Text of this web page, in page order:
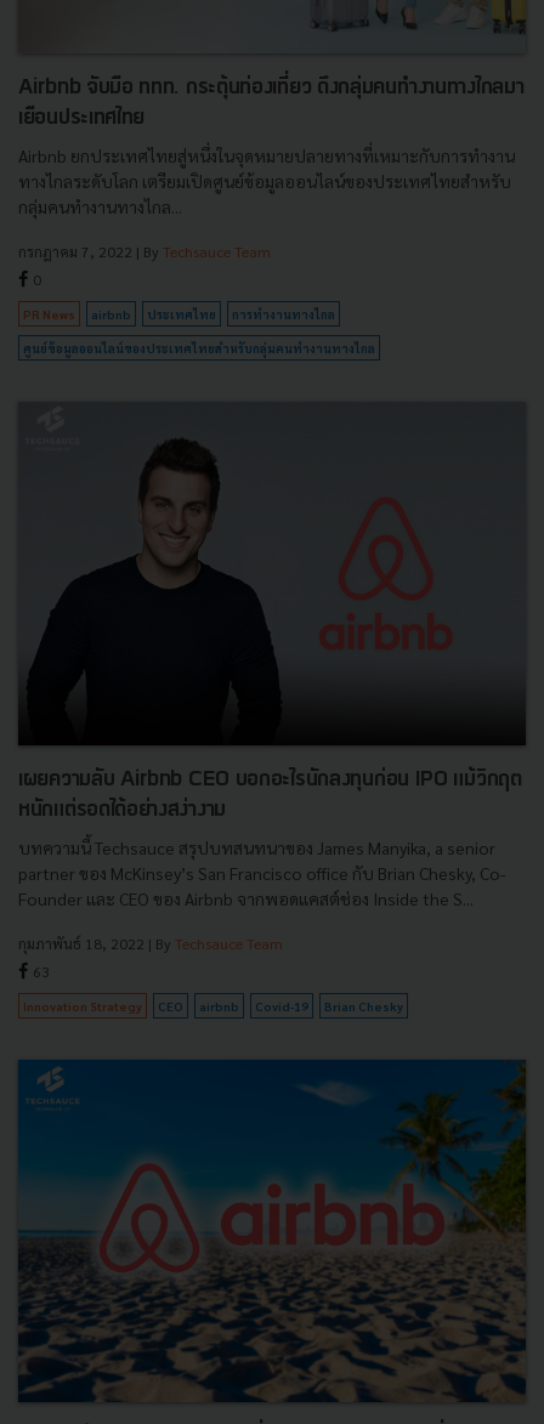
Airbnb จับมือ ททท. กระตุ้นท่องเที่ยว ดึงกลุ่มคนทำงานทางไกลมา
เยือนประเทศไทย
Airbnb ยกประเทศไทยสู่หนึ่งในจุดหมายปลายทางที่เหมาะกับการทำงาน
ทางไกลระดับโลก เตรียมเปิดศูนย์ข้อมูลออนไลน์ของประเทศไทยสำหรับ
กลุ่มคนทำงานทางไกล...
กรกฎาคม 7, 2022 | By Techsauce Team
0
PR News airbnb ประเทศไทย การทำงานทางไกล
ศูนย์ข้อมูลออนไลน์ของประเทศไทยสำหรับกลุ่มคนทำงานทางไกล
เผยความลับ Airbnb CEO บอกอะไรนักลงทุนก่อน IPO แม้วิกฤต
หนักแต่รอดได้อย่างสง่างาม
บทความนี้ Techsauce สรุปบทสนทนาของ James Manyika, a senior
partner ของ McKinsey’s San Francisco office กับ Brian Chesky, Co-
Founder และ CEO ของ Airbnb จากพอดแคสต์ช่อง Inside the S...
กุมภาพันธ์ 18, 2022 | By Techsauce Team
63
Innovation Strategy CEO airbnb Covid-19 Brian Chesky